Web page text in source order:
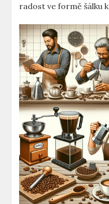
radost ve formě šálku